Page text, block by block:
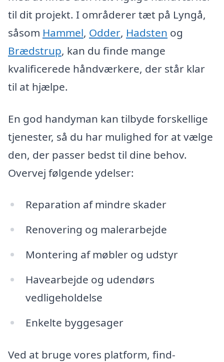
til dit projekt. I områderer tæt på Lyngå,
såsom Hammel, Odder, Hadsten og
Brædstrup, kan du finde mange
kvalificerede håndværkere, der står klar
til at hjælpe.
En god handyman kan tilbyde forskellige
tjenester, så du har mulighed for at vælge
den, der passer bedst til dine behov.
Overvej følgende ydelser:
Reparation af mindre skader
Renovering og malerarbejde
Montering af møbler og udstyr
Havearbejde og udendørs
vedligeholdelse
Enkelte byggesager
Ved at bruge vores platform, find-